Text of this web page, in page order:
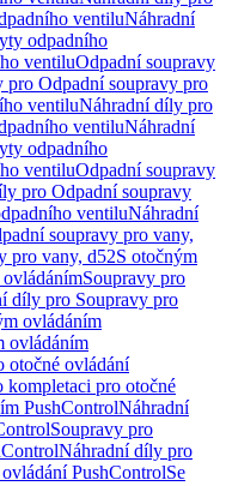
ventiluNáhradní
odpadního
ventiluOdpadní soupravy
pro Odpadní soupravy pro
ventiluNáhradní díly pro
ventiluNáhradní
odpadního
ventiluOdpadní soupravy
pro Odpadní soupravy
ventiluNáhradní
soupravy pro vany,
pro vany, d52S otočným
Soupravy pro
díly pro Soupravy pro
ovládáním
ovládáním
otočné ovládání
pro otočné
PushControlNáhradní
Soupravy pro
Náhradní díly pro
PushControlSe